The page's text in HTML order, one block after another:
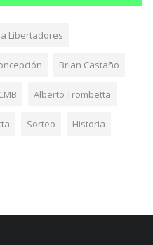
Libertadores
Brian Castaño
Alberto Trombetta
Sorteo Historia